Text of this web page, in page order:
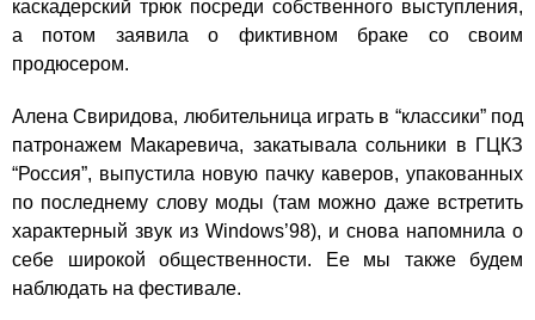
каскадерский трюк посреди собственного выступления,
а потом заявила о фиктивном браке со своим
продюсером.
Алена Свиридова, любительница играть в “классики” под
патронажем Макаревича, закатывала сольники в ГЦКЗ
“Россия”, выпустила новую пачку каверов, упакованных
по последнему слову моды (там можно даже встретить
характерный звук из Windows’98), и снова напомнила о
себе широкой общественности. Ее мы также будем
наблюдать на фестивале.